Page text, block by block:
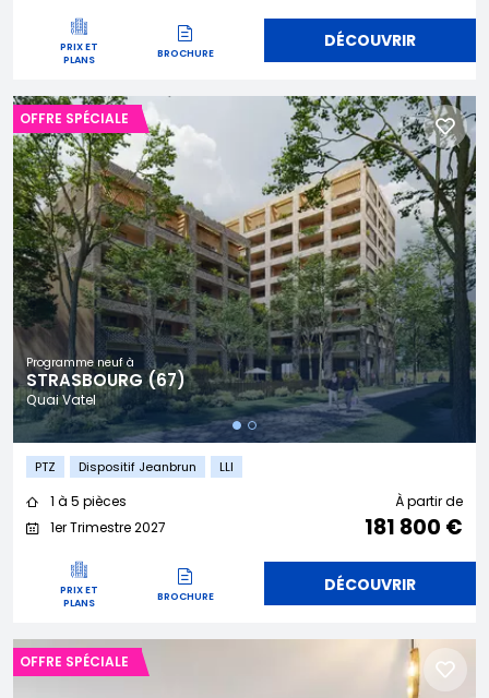
PRIX ET
PLANS
BROCHURE
DÉCOUVRIR
Programme neuf à
STRASBOURG (67)
Quai Vatel
OFFRE SPÉCIALE
PTZ Dispositif Jeanbrun LLI
1 à 5 pièces
1er Trimestre 2027
À partir de
181 800 €
PRIX ET
PLANS
BROCHURE
DÉCOUVRIR
OFFRE SPÉCIALE